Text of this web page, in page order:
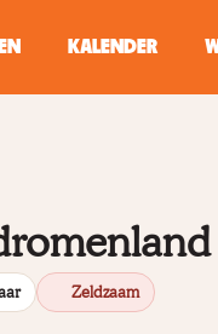
KALENDER
Typ minstens
Zeldzaam